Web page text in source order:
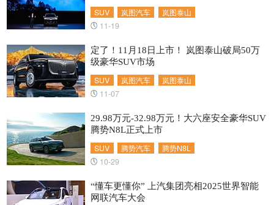
SUV 岚图汽车 岚图泰山
11-19
SUV 岚图汽车 岚图泰山
定了！11月18日上市！ 岚图泰山破局50万
级豪华SUV市场
11-07
SUV 腾势汽车 腾势N8L
29.98万元-32.98万元！大六座安全豪华SUV
腾势N8L正式上市
10-29
“懂车更懂你” 上汽集团亮相2025世界智能
网联汽车大会